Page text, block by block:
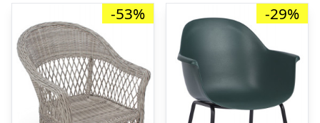
-53% -29%